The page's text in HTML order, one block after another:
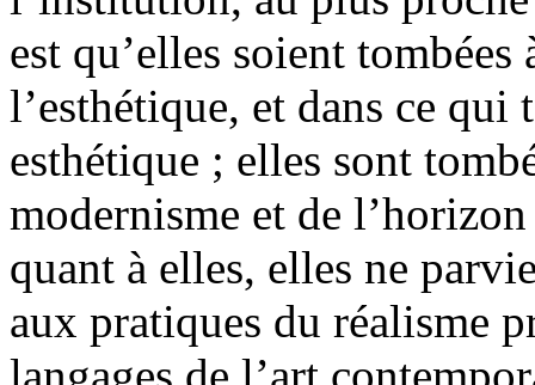
est qu’elles soient
l’esthétique, et dans ce
esthétique ; elles sont
modernisme et de
quant à elles, elles ne
aux pratiques du réalisme